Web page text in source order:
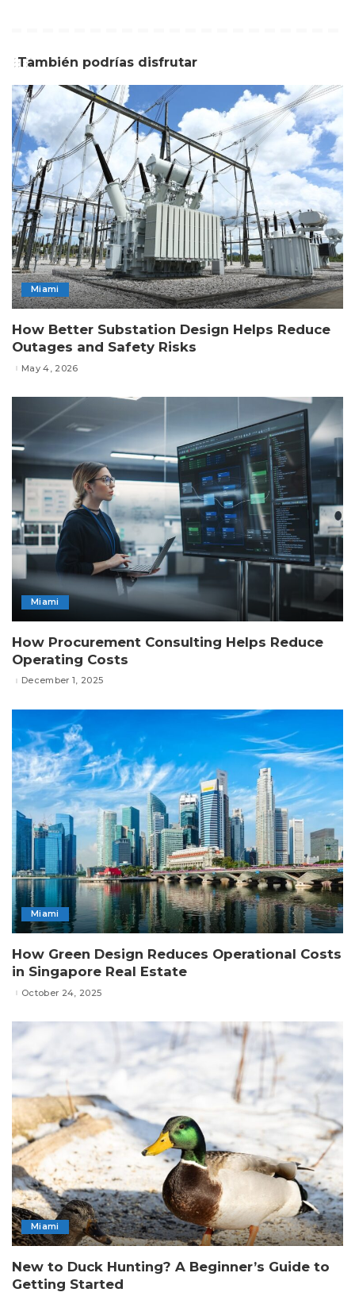
También podrías disfrutar
Miami
How Better Substation Design Helps Reduce
Outages and Safety Risks
May 4, 2026
Miami
How Procurement Consulting Helps Reduce
Operating Costs
December 1, 2025
Miami
How Green Design Reduces Operational Costs
in Singapore Real Estate
October 24, 2025
Miami
New to Duck Hunting? A Beginner’s Guide to
Getting Started